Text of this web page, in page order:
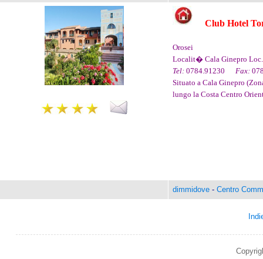
Club Hotel
Orosei
Localit� Cala Ginepro
Tel: 0784.91230 Fax:
Situato a Cala Ginepro
lungo la Costa Centro
dimmidove- Centro